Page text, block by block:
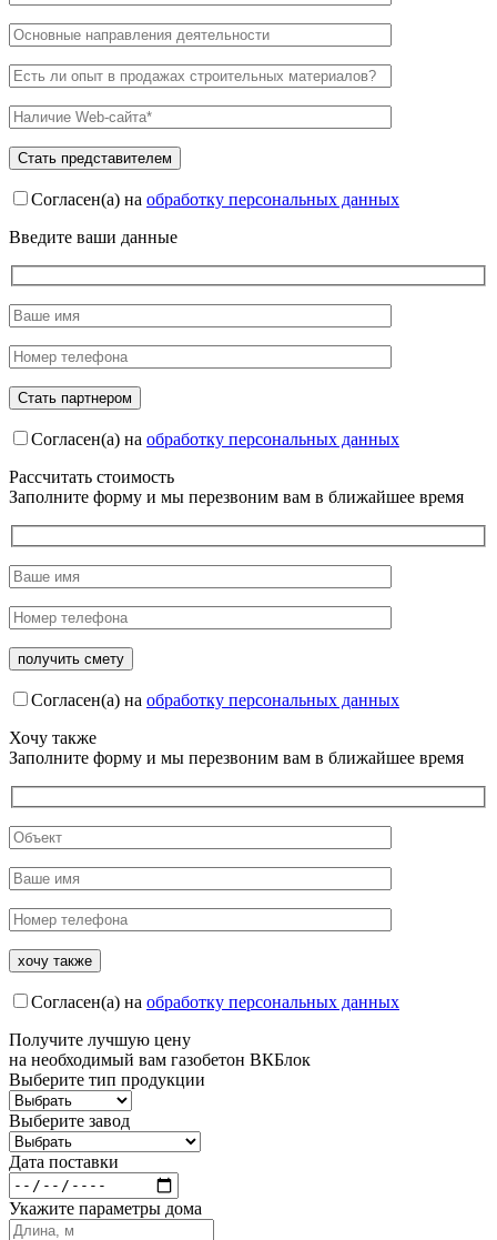
Согласен(а) на обработку персональных данных
Введите ваши данные
Согласен(а) на обработку персональных данных
Рассчитать стоимость
Заполните форму и мы перезвоним вам в ближайшее время
Согласен(а) на обработку персональных данных
Хочу также
Заполните форму и мы перезвоним вам в ближайшее время
Согласен(а) на обработку персональных данных
Получите лучшую цену
на необходимый вам газобетон ВКБлок
Выберите тип продукции
Выберите завод
Дата поставки
Укажите параметры дома